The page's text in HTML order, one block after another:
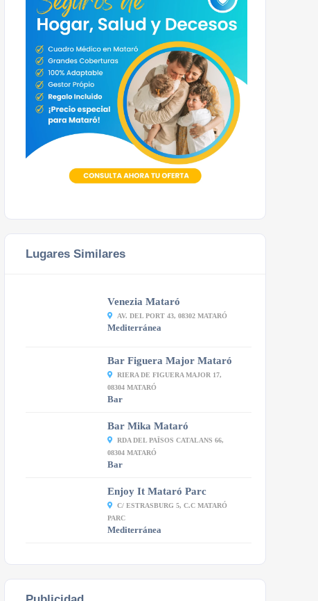
Lugares Similares
Venezia Mataró
AV. DEL PORT 43, 08302 MATARÓ
Mediterránea
Bar Figuera Major Mataró
RIERA DE FIGUERA MAJOR 17,
08304 MATARÓ
Bar
Bar Mika Mataró
RDA DEL PAÏSOS CATALANS 66,
08304 MATARÓ
Bar
Enjoy It Mataró Parc
C/ ESTRASBURG 5, C.C MATARÓ
PARC
Mediterránea